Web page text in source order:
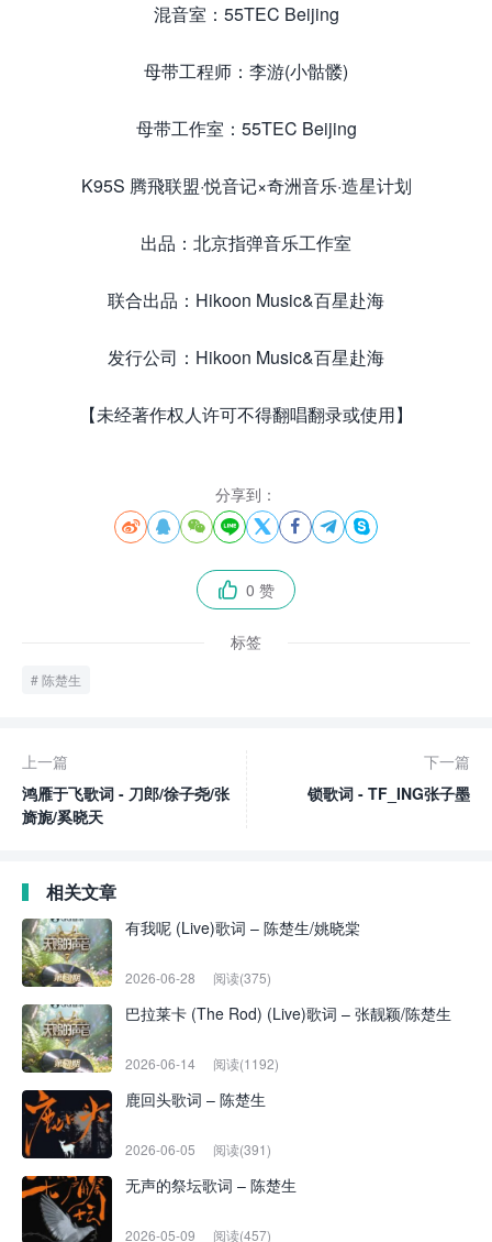
混音室：55TEC Beijing
母带工程师：李游(小骷髅)
母带工作室：55TEC Beijing
K95S 腾飛联盟·悦音记×奇洲音乐·造星计划
出品：北京指弹音乐工作室
联合出品：Hikoon Music&百星赴海
发行公司：Hikoon Music&百星赴海
【未经著作权人许可不得翻唱翻录或使用】
分享到：
       
 0 赞
标签
陈楚生
上一篇
鸿雁于飞歌词 - 刀郎/徐子尧/张
旖旎/奚晓天
下一篇
锁歌词 - TF_ING张子墨
相关文章
有我呢 (Live)歌词 – 陈楚生/姚晓棠
2026-06-28 阅读(375)
巴拉莱卡 (The Rod) (Live)歌词 – 张靓颖/陈楚生
2026-06-14 阅读(1192)
鹿回头歌词 – 陈楚生
2026-06-05 阅读(391)
无声的祭坛歌词 – 陈楚生
2026-05-09 阅读(457)